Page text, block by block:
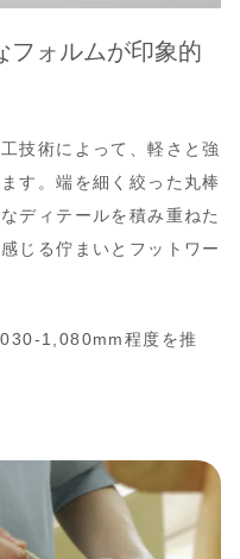
フォルムが印象的
技術によって、軽さと強
す。端を細く絞った丸棒
ディテールを積み重ねた
じる佇まいとフットワー
1,080mm程度を推